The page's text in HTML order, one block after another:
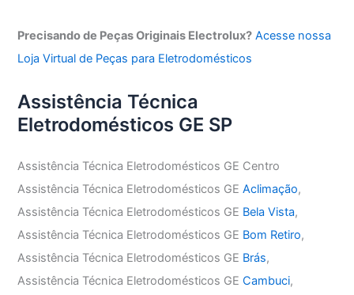
Precisando de Peças Originais Electrolux? Acesse nossa
Loja Virtual de Peças para Eletrodomésticos
Assistência Técnica
Eletrodomésticos GE SP
Assistência Técnica Eletrodomésticos GE Centro
Assistência Técnica Eletrodomésticos GEAclimação,
Assistência Técnica Eletrodomésticos GE Bela Vista,
Assistência Técnica Eletrodomésticos GE Bom Retiro,
Assistência Técnica Eletrodomésticos GE Brás,
Assistência Técnica Eletrodomésticos GECambuci,